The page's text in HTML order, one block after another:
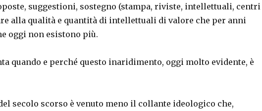
suggestioni, sostegno (stampa, riviste, intellettuali, centri
alla qualità e quantità di intellettuali di valore che per anni
oggi non esistono più.
quando e perché questo inaridimento, oggi molto evidente, è
secolo scorso è venuto meno il collante ideologico che,